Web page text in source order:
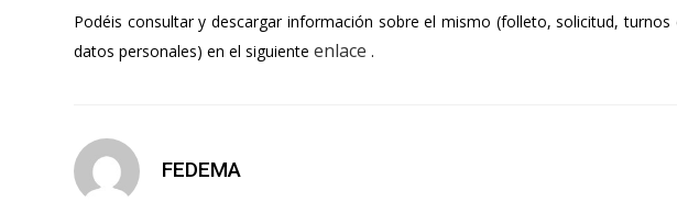
Podéis consultar y descargar información sobre el mismo (folleto, solicitud,
datos personales) en el siguiente enlace .
FEDEMA